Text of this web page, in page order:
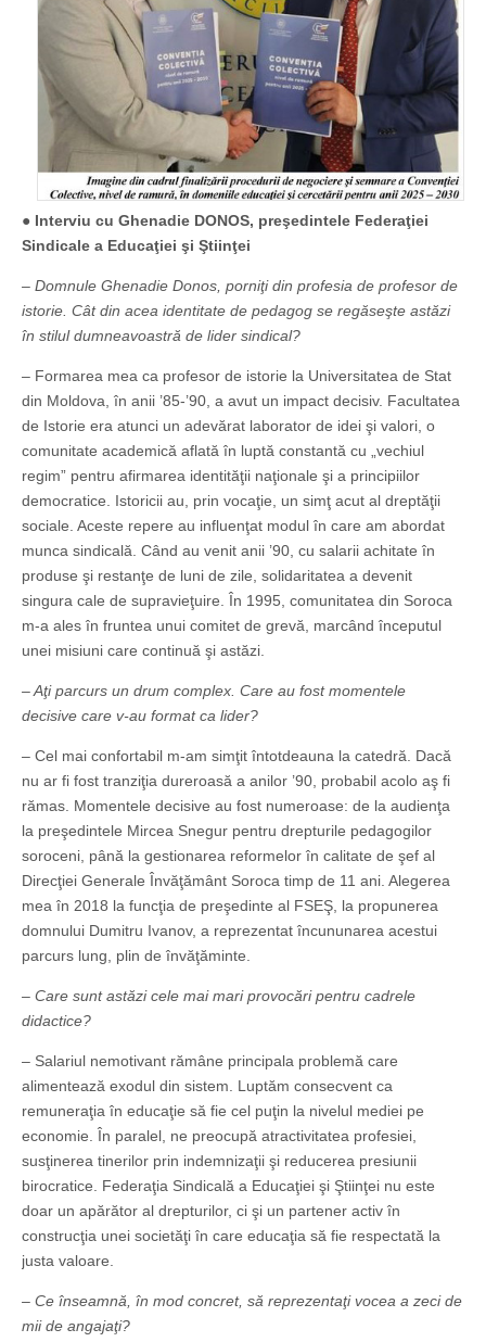
● Interviu cu Ghenadie DONOS, preşedintele Federaţiei
Sindicale a Educaţiei şi Ştiinţei
– Domnule Ghenadie Donos, porniţi din profesia de profesor de
istorie. Cât din acea identitate de pedagog se regăseşte astăzi
în stilul dumneavoastră de lider sindical?
– Formarea mea ca profesor de istorie la Universitatea de Stat
din Moldova, în anii ’85-’90, a avut un impact decisiv. Facultatea
de Istorie era atunci un adevărat laborator de idei şi valori, o
comunitate academică aflată în luptă constantă cu „vechiul
regim” pentru afirmarea identităţii naţionale şi a principiilor
democratice. Istoricii au, prin vocaţie, un simţ acut al dreptăţii
sociale. Aceste repere au influenţat modul în care am abordat
munca sindicală. Când au venit anii ’90, cu salarii achitate în
produse şi restanţe de luni de zile, solidaritatea a devenit
singura cale de supravieţuire. În 1995, comunitatea din Soroca
m-a ales în fruntea unui comitet de grevă, marcând începutul
unei misiuni care continuă şi astăzi.
– Aţi parcurs un drum complex. Care au fost momentele
decisive care v-au format ca lider?
– Cel mai confortabil m-am simţit întotdeauna la catedră. Dacă
nu ar fi fost tranziţia dureroasă a anilor ’90, probabil acolo aş fi
rămas. Momentele decisive au fost numeroase: de la audienţa
la preşedintele Mircea Snegur pentru drepturile pedagogilor
soroceni, până la gestionarea reformelor în calitate de şef al
Direcţiei Generale Învăţământ Soroca timp de 11 ani. Alegerea
mea în 2018 la funcţia de preşedinte al FSEŞ, la propunerea
domnului Dumitru Ivanov, a reprezentat încununarea acestui
parcurs lung, plin de învăţăminte.
– Care sunt astăzi cele mai mari provocări pentru cadrele
didactice?
– Salariul nemotivant rămâne principala problemă care
alimentează exodul din sistem. Luptăm consecvent ca
remuneraţia în educaţie să fie cel puţin la nivelul mediei pe
economie. În paralel, ne preocupă atractivitatea profesiei,
susţinerea tinerilor prin indemnizaţii şi reducerea presiunii
birocratice. Federaţia Sindicală a Educaţiei şi Ştiinţei nu este
doar un apărător al drepturilor, ci şi un partener activ în
construcţia unei societăţi în care educaţia să fie respectată la
justa valoare.
– Ce înseamnă, în mod concret, să reprezentaţi vocea a zeci de
mii de angajaţi?